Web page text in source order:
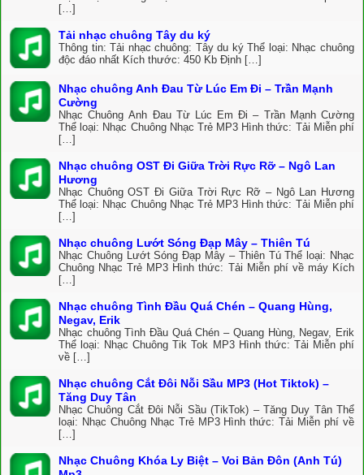
[…]
Tải nhạc chuông Tây du ký
Thông tin: Tải nhạc chuông: Tây du ký Thể loại: Nhạc chuông
độc đáo nhất Kích thước: 450 Kb Định […]
Nhạc chuông Anh Đau Từ Lúc Em Đi – Trần Mạnh
Cường
Nhạc Chuông Anh Đau Từ Lúc Em Đi – Trần Mạnh Cường
Thể loại: Nhạc Chuông Nhạc Trẻ MP3 Hình thức: Tải Miễn phí
[…]
Nhạc chuông OST Đi Giữa Trời Rực Rỡ – Ngô Lan
Hương
Nhạc Chuông OST Đi Giữa Trời Rực Rỡ – Ngô Lan Hương
Thể loại: Nhạc Chuông Nhạc Trẻ MP3 Hình thức: Tải Miễn phí
[…]
Nhạc chuông Lướt Sóng Đạp Mây – Thiên Tú
Nhạc Chuông Lướt Sóng Đạp Mây – Thiên Tú Thể loại: Nhạc
Chuông Nhạc Trẻ MP3 Hình thức: Tải Miễn phí về máy Kích
[…]
Nhạc chuông Tình Đầu Quá Chén – Quang Hùng,
Negav, Erik
Nhạc chuông Tình Đầu Quá Chén – Quang Hùng, Negav, Erik
Thể loại: Nhạc Chuông Tik Tok MP3 Hình thức: Tải Miễn phí
về […]
Nhạc chuông Cắt Đôi Nỗi Sầu MP3 (Hot Tiktok) –
Tăng Duy Tân
Nhạc Chuông Cắt Đôi Nỗi Sầu (TikTok) – Tăng Duy Tân Thể
loại: Nhạc Chuông Nhạc Trẻ MP3 Hình thức: Tải Miễn phí về
[…]
Nhạc Chuông Khóa Ly Biệt – Voi Bản Đôn (Anh Tú)